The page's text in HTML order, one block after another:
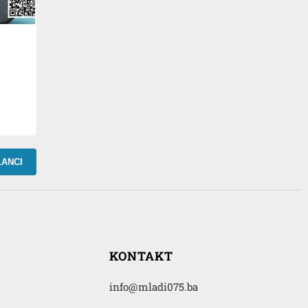
KONTAKT
info@mladi075.ba